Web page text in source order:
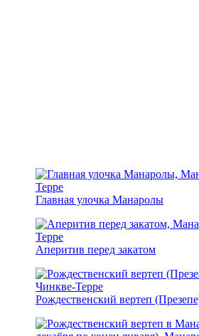
Главная улочка Манаролы
Аперитив перед закатом
Рождественский вертеп